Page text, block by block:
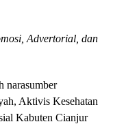
Advertorial, dan
narasumber
Aktivis Kesehatan
Kabuten Cianjur